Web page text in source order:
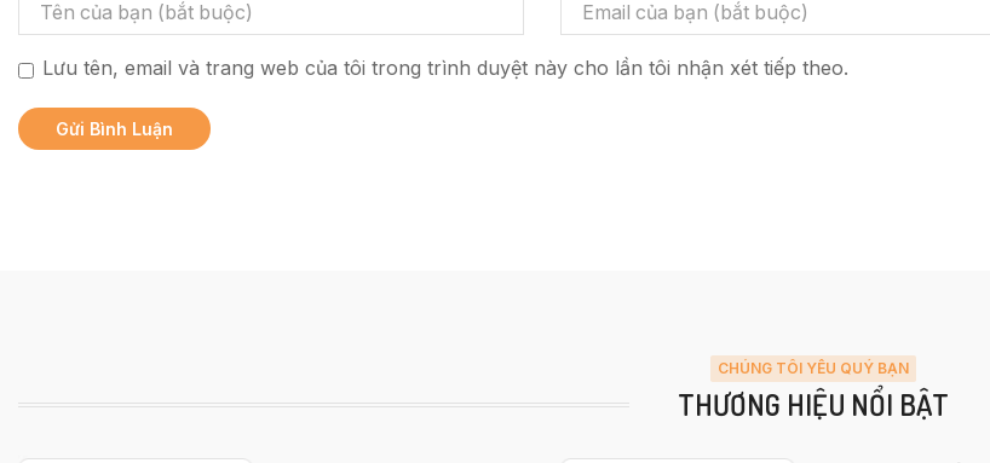
Lưu tên, email và trang web của tôi trong trình duyệt này cho lần tôi nhận xét tiếp theo.
CHÚNG TÔI YÊU QUÝ BẠN
THƯƠNG HIỆU NỔI BẬT